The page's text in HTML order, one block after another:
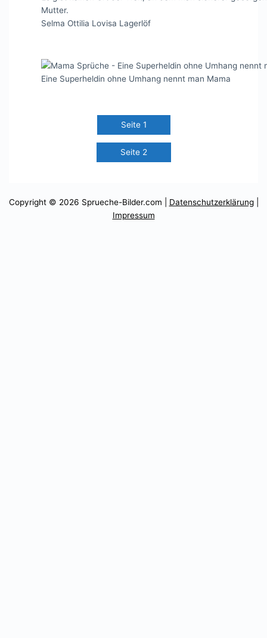
Mutter.
Selma Ottilia Lovisa Lagerlöf
Eine Superheldin ohne Umhang nennt man Mama
Seite 1
Seite 2
Copyright © 2026 Sprueche-Bilder.com Datenschutzerklärung|
Impressum